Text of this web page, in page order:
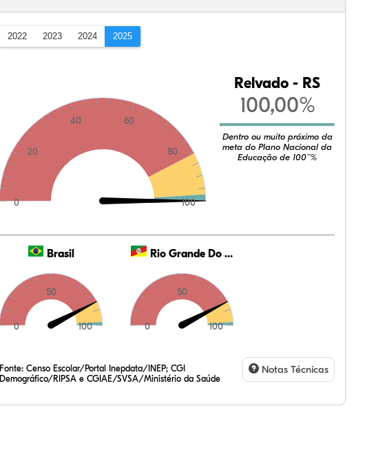
2022 2023 2024 2025
0
20
40 60
80
100
Relvado - RS
100,00%
Dentro ou muito próximo da
meta do Plano Nacional da
Educação de 100¨%
Brasil
0
50
100
Rio Grande Do Sul
0
50
100
Fonte: Censo Escolar/Portal Inepdata/INEP; CGI
Demográfico/RIPSA e CGIAE/SVSA/Ministério da Saúde
Notas Técnicas